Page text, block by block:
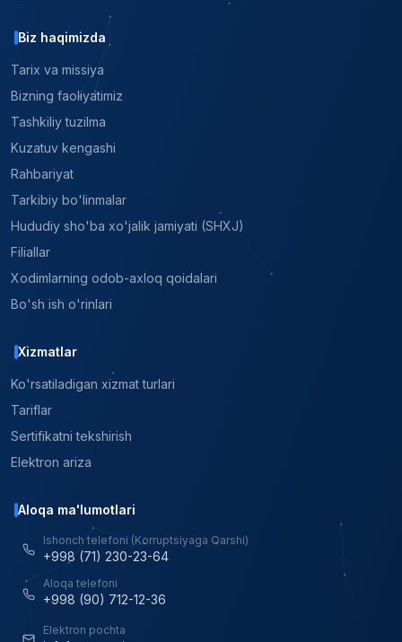
Biz haqimizda
Tarix va missiya
Bizning faoliyatimiz
Tashkiliy tuzilma
Kuzatuv kengashi
Rahbariyat
Tarkibiy bo'linmalar
Hududiy sho'ba xo'jalik jamiyati (SHXJ)
Filiallar
Xodimlarning odob-axloq qoidalari
Bo'sh ish o'rinlari
Xizmatlar
Ko'rsatiladigan xizmat turlari
Tariflar
Sertifikatni tekshirish
Elektron ariza
Aloqa ma'lumotlari
Ishonch telefoni (Korruptsiyaga Qarshi)
+998 (71) 230-23-64
Aloqa telefoni
+998 (90) 712-12-36
Elektron pochta